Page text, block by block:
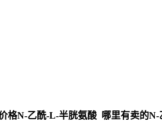
N-乙酰-L-半胱氨酸 哪里有卖的